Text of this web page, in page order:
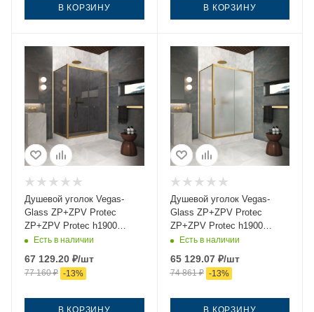
В КОРЗИНУ В КОРЗИНУ
Душевой уголок Vegas-
Glass ZP+ZPV Protec
ZP+ZPV Protec h1900
140*75 03 07 140х75 стекло
золото без поддона
Есть в наличии
67 129.20 ₽/шт
77 160₽ -13%
В КОРЗИНУ
Душевой уголок Vegas-
Glass ZP+ZPV Protec
ZP+ZPV Protec h1900
140*75 03 10 140х75 стекло
без поддона
Есть в наличии
65 129.07₽/шт
74 861₽ -13%
В КОРЗИНУ